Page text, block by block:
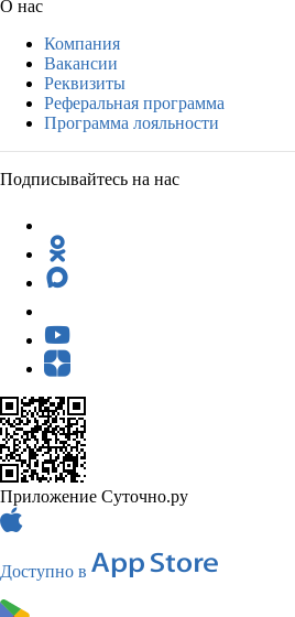
О нас
Компания
Вакансии
Реквизиты
Реферальная программа
Программа лояльности
Подписывайтесь на нас
Приложение Суточно.ру
Доступно в